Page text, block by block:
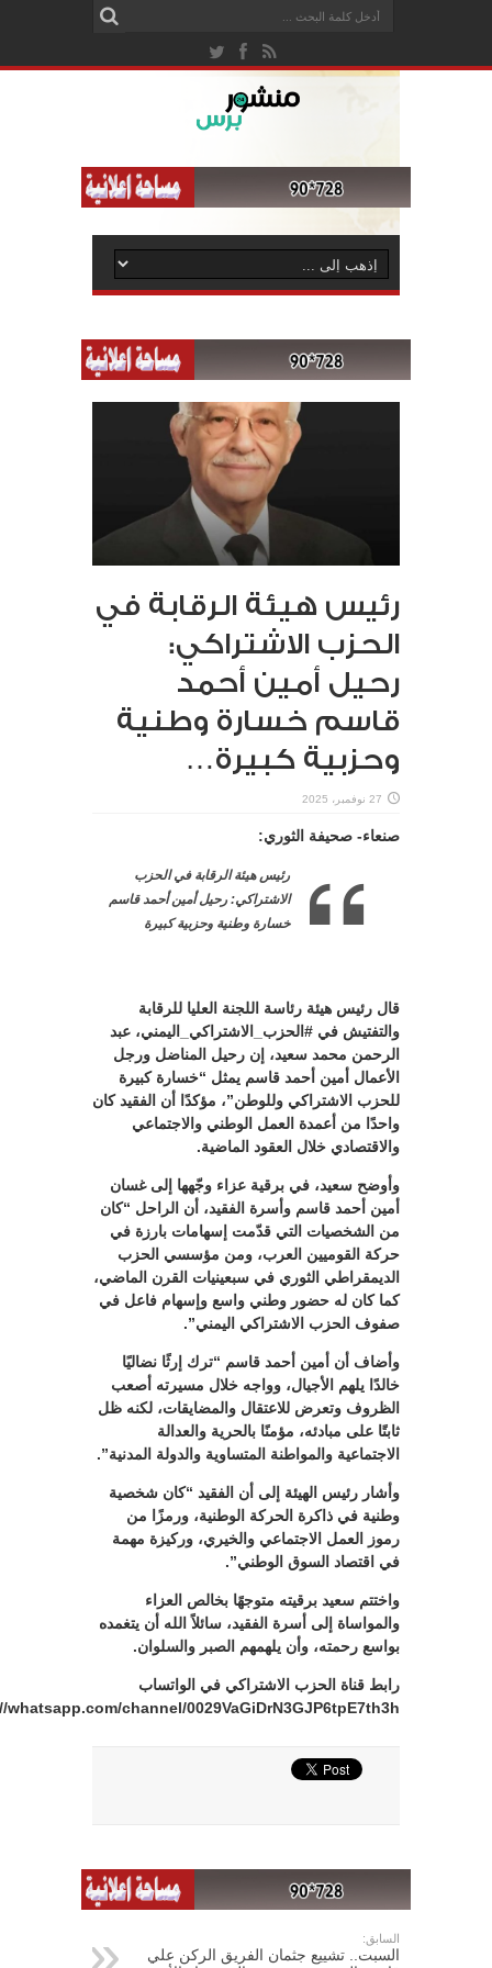
رئيس هيئة الرقابة في
الحزب الاشتراكي:
رحيل أمين أحمد
قاسم خسارة وطنية
وحزبية كبيرة…
27 نوفمبر، 2025
صنعاء- صحيفة الثوري:
رئيس هيئة الرقابة في الحزب
الاشتراكي: رحيل أمين أحمد قاسم
خسارة وطنية وحزبية كبيرة
قال رئيس هيئة رئاسة اللجنة العليا للرقابة
والتفتيش في #الحزب_الاشتراكي_اليمني، عبد
الرحمن محمد سعيد، إن رحيل المناضل ورجل
الأعمال أمين أحمد قاسم يمثل “خسارة كبيرة
للحزب الاشتراكي وللوطن”، مؤكدًا أن الفقيد كان
واحدًا من أعمدة العمل الوطني والاجتماعي
والاقتصادي خلال العقود الماضية.
وأوضح سعيد، في برقية عزاء وجّهها إلى غسان
أمين أحمد قاسم وأسرة الفقيد، أن الراحل “كان
من الشخصيات التي قدّمت إسهامات بارزة في
حركة القوميين العرب، ومن مؤسسي الحزب
الديمقراطي الثوري في سبعينيات القرن الماضي،
كما كان له حضور وطني واسع وإسهام فاعل في
صفوف الحزب الاشتراكي اليمني”.
وأضاف أن أمين أحمد قاسم “ترك إرثًا نضاليًا
خالدًا يلهم الأجيال، وواجه خلال مسيرته أصعب
الظروف وتعرض للاعتقال والمضايقات، لكنه ظل
ثابتًا على مبادئه، مؤمنًا بالحرية والعدالة
الاجتماعية والمواطنة المتساوية والدولة المدنية”.
وأشار رئيس الهيئة إلى أن الفقيد “كان شخصية
وطنية في ذاكرة الحركة الوطنية، ورمزًا من
رموز العمل الاجتماعي والخيري، وركيزة مهمة
في اقتصاد السوق الوطني”.
واختتم سعيد برقيته متوجهًا بخالص العزاء
والمواساة إلى أسرة الفقيد، سائلاً الله أن يتغمده
بواسع رحمته، وأن يلهمهم الصبر والسلوان.
رابط قناة الحزب الاشتراكي في الواتساب
whatsapp.com/channel/0029VaGiDrN3GJP6tpE7th3h
السابق:
السبت.. تشييع جثمان الفريق الركن علي